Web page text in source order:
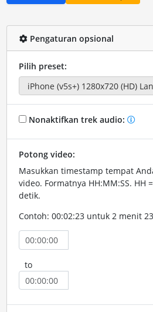
Pengaturan opsional
Pilih preset:
Nonaktifkan trek audio:
Potong video:
Masukkan timestamp tempat
video. Formatnya HH:MM:SS. HH
detik.
Contoh: 00:02:23 untuk 2 menit
to